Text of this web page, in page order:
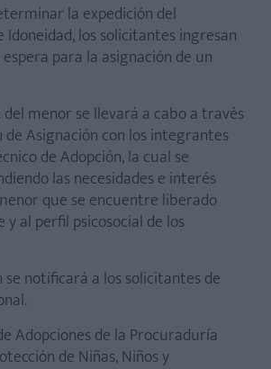
la expedición del
Idoneidad, los solicitantes ingresan
para la asignación de un
del menor se llevará a cabo a través
de Asignación con los integrantes
de Adopción, la cual se
las necesidades e interés
que se encuentre liberado
al perfil psicosocial de los
se notificará a los solicitantes de
Adopciones de la Procuraduría
de Niñas, Niños y